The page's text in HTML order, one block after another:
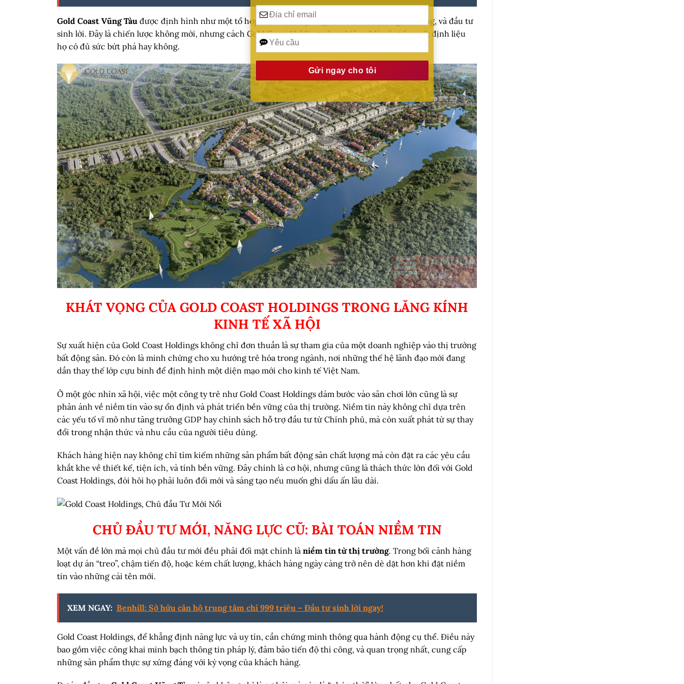
Gold Coast Vũng Tàu được định hình như một tổ hợp hiện đại, đáp ứng nhu cầu ở thực, nghỉ dưỡng, và đầu tư
sinh lời. Đây là chiến lược không mới, nhưng cách Gold Coast Holdings thực hiện sẽ là yếu tố quyết định liệu
họ có đủ sức bứt phá hay không.
KHÁT VỌNG CỦA GOLD COAST HOLDINGS TRONG LĂNG KÍNH
KINH TẾ XÃ HỘI
Sự xuất hiện của Gold Coast Holdings không chỉ đơn thuần là sự tham gia của một doanh nghiệp vào thị trường
bất động sản. Đó còn là minh chứng cho xu hướng trẻ hóa trong ngành, nơi những thế hệ lãnh đạo mới đang
dần thay thế lớp cựu binh để định hình một diện mạo mới cho kinh tế Việt Nam.
Ở một góc nhìn xã hội, việc một công ty trẻ như Gold Coast Holdings dám bước vào sân chơi lớn cũng là sự
phản ánh về niềm tin vào sự ổn định và phát triển bền vững của thị trường. Niềm tin này không chỉ dựa trên
các yếu tố vĩ mô như tăng trưởng GDP hay chính sách hỗ trợ đầu tư từ Chính phủ, mà còn xuất phát từ sự thay
đổi trong nhận thức và nhu cầu của người tiêu dùng.
Khách hàng hiện nay không chỉ tìm kiếm những sản phẩm bất động sản chất lượng mà còn đặt ra các yêu cầu
khắt khe về thiết kế, tiện ích, và tính bền vững. Đây chính là cơ hội, nhưng cũng là thách thức lớn đối với Gold
Coast Holdings, đòi hỏi họ phải luôn đổi mới và sáng tạo nếu muốn ghi dấu ấn lâu dài.
CHỦ ĐẦU TƯ MỚI, NĂNG LỰC CŨ: BÀI TOÁN NIỀM TIN
Một vấn đề lớn mà mọi chủ đầu tư mới đều phải đối mặt chính là niềm tin từ thị trường. Trong bối cảnh hàng
loạt dự án “treo”, chậm tiến độ, hoặc kém chất lượng, khách hàng ngày càng trở nên dè dặt hơn khi đặt niềm
tin vào những cái tên mới.
XEM NGAY: Benhill: Sở hữu căn hộ trung tâm chỉ 999 triệu – Đầu tư sinh lời ngay!
Gold Coast Holdings, để khẳng định năng lực và uy tín, cần chứng minh thông qua hành động cụ thể. Điều này
bao gồm việc công khai minh bạch thông tin pháp lý, đảm bảo tiến độ thi công, và quan trọng nhất, cung cấp
những sản phẩm thực sự xứng đáng với kỳ vọng của khách hàng.